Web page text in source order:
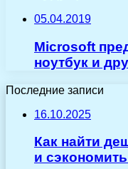
05.04.2019
Microsoft
ноутбук и
Последние записи
16.10.2025
Как найти
и